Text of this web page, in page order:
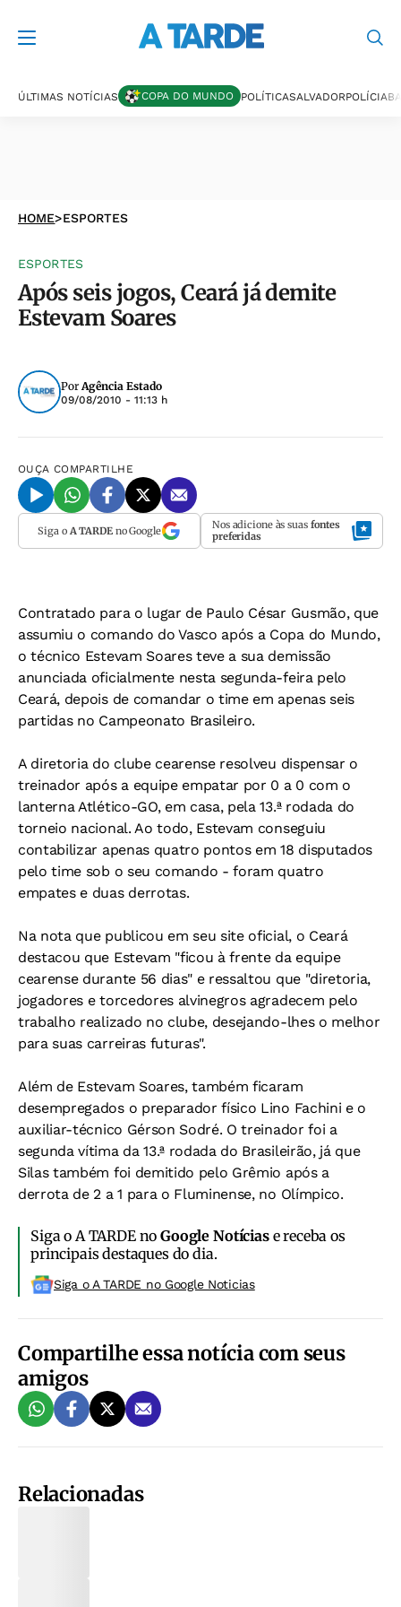
ÚLTIMAS NOTÍCIAS COPA DO MUNDO POLÍTICASALVADORPOLÍCIA
HOME>ESPORTES
ESPORTES
Após seis jogos, Ceará já demite
Estevam Soares
PorAgência Estado
09/08/2010 - 11:13 h
OUÇA COMPARTILHE
Siga o A TARDEno Google Nos adicione às suas fontes
preferidas
Contratado para o lugar de Paulo César Gusmão, que
assumiu o comando do Vasco após a Copa do Mundo,
o técnico Estevam Soares teve a sua demissão
anunciada oficialmente nesta segunda-feira pelo
Ceará, depois de comandar o time em apenas seis
partidas no Campeonato Brasileiro.
A diretoria do clube cearense resolveu dispensar o
treinador após a equipe empatar por 0 a 0 com o
lanterna Atlético-GO, em casa, pela 13.ª rodada do
torneio nacional. Ao todo, Estevam conseguiu
contabilizar apenas quatro pontos em 18 disputados
pelo time sob o seu comando - foram quatro
empates e duas derrotas.
Na nota que publicou em seu site oficial, o Ceará
destacou que Estevam "ficou à frente da equipe
cearense durante 56 dias" e ressaltou que "diretoria,
jogadores e torcedores alvinegros agradecem pelo
trabalho realizado no clube, desejando-lhes o melhor
para suas carreiras futuras".
Além de Estevam Soares, também ficaram
desempregados o preparador físico Lino Fachini e o
auxiliar-técnico Gérson Sodré. O treinador foi a
segunda vítima da 13.ª rodada do Brasileirão, já que
Silas também foi demitido pelo Grêmio após a
derrota de 2 a 1 para o Fluminense, no Olímpico.
Siga o A TARDE noGoogle Notíciase receba os
principais destaques do dia.
Siga o A TARDE no Google Noticias
Compartilhe essa notícia com seus
amigos
Relacionadas